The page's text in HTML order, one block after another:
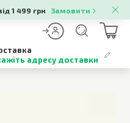
1 499 грн Замовити
адресу доставки